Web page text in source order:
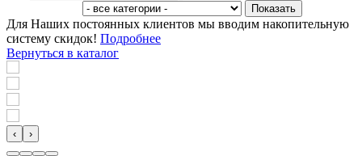
Для Наших постоянных клиентов мы вводим накопительную
систему скидок! Подробнее
Вернуться в каталог
‹ ›